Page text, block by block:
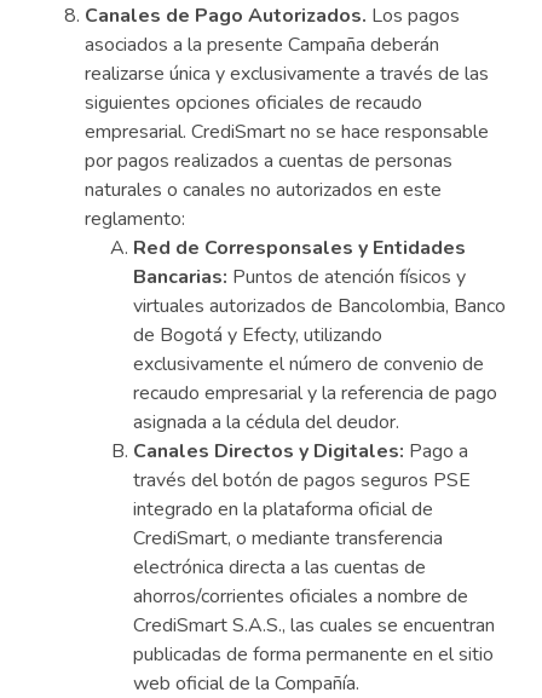
Canales de Pago Autorizados. Los pagos
asociados a la presente Campaña deberán
realizarse única y exclusivamente a través de las
siguientes opciones oficiales de recaudo
empresarial. CrediSmart no se hace responsable
por pagos realizados a cuentas de personas
naturales o canales no autorizados en este
reglamento:
Red de Corresponsales y Entidades
Bancarias: Puntos de atención físicos y
virtuales autorizados de Bancolombia, Banco
de Bogotá y Efecty, utilizando
exclusivamente el número de convenio de
recaudo empresarial y la referencia de pago
asignada a la cédula del deudor.
Canales Directos y Digitales: Pago a
través del botón de pagos seguros PSE
integrado en la plataforma oficial de
CrediSmart, o mediante transferencia
electrónica directa a las cuentas de
ahorros/corrientes oficiales a nombre de
CrediSmart S.A.S., las cuales se encuentran
publicadas de forma permanente en el sitio
web oficial de la Compañía.